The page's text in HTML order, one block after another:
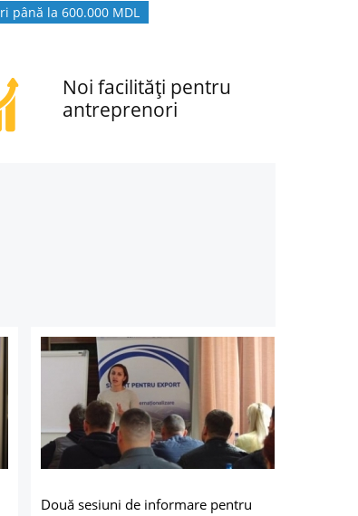
până la 600.000 MDL
Noi facilități pentru
antreprenori
Două sesiuni de informare pentru